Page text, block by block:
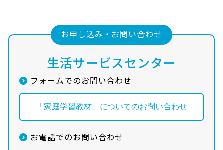
お申し込み・お問い合わせ
生活サービスセンター
フォームでのお問い合わせ
「家庭学習教材」についてのお問い合わせ
お電話でのお問い合わせ